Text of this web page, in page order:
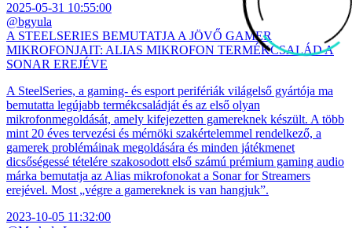
2025-05-31 10:55:00
@bgyula
A STEELSERIES BEMUTATJA A JÖVŐ GAMER
MIKROFONJAIT: ALIAS MIKROFON TERMÉKCSALÁD A
SONAR EREJÉVE
A SteelSeries, a gaming- és esport perifériák világelső gyártója ma
bemutatta legújabb termékcsaládját és az első olyan
mikrofonmegoldását, amely kifejezetten gamereknek készült. A több
mint 20 éves tervezési és mérnöki szakértelemmel rendelkező, a
gamerek problémáinak megoldására és minden játékmenet
dicsőségessé tételére szakosodott első számú prémium gaming audio
márka bemutatja az Alias mikrofonokat a Sonar for Streamers
erejével. Most „végre a gamereknek is van hangjuk”.
2023-10-05 11:32:00